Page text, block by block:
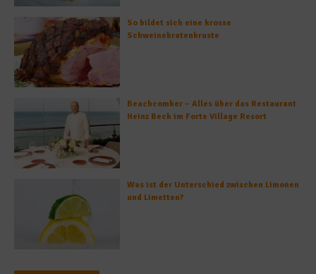
So bildet sich eine krosse
Schweinebratenkruste
Beachcomber – Alles über das Restaurant
Heinz Beck im Forte Village Resort
Was ist der Unterschied zwischen Limonen
und Limetten?